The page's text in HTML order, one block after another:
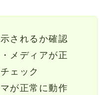
されるか確認
メディアが正
ェック
が正常に動作